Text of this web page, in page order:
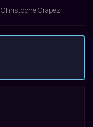
Christophe Crapez